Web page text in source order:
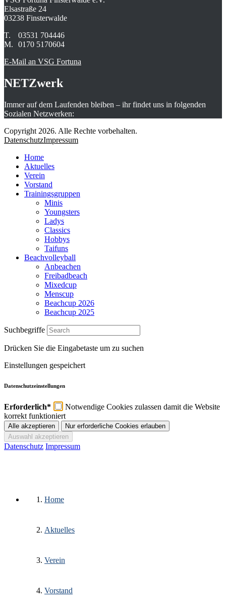
Elsastraße 24
03238 Finsterwalde
T.
03531 704446
M.
0170 5170604
E-Mail an VSG Fortuna
NETZwerk
Immer auf dem Laufenden bleiben – ihr findet uns in folgenden
Sozialen Netzwerken:
Copyright 2026. Alle Rechte vorbehalten.
DatenschutzImpressum
Home
Aktuelles
Verein
Vorstand
Trainingsgruppen
Minis
Youngsters
Ladys
Classics
Hobbys
Taifuns
Beachvolleyball
Anbeachen
Freibadbeach
Mixedcup
Menscup
Beachcup 2026
Beachcup 2025
Suchbegriffe
Drücken Sie die Eingabetaste um zu suchen
Einstellungen gespeichert
Datenschutzeinstellungen
Erforderlich*
Notwendige Cookies zulassen damit die Website
korrekt funktioniert
Datenschutz Impressum
Home
Aktuelles
Verein
Vorstand